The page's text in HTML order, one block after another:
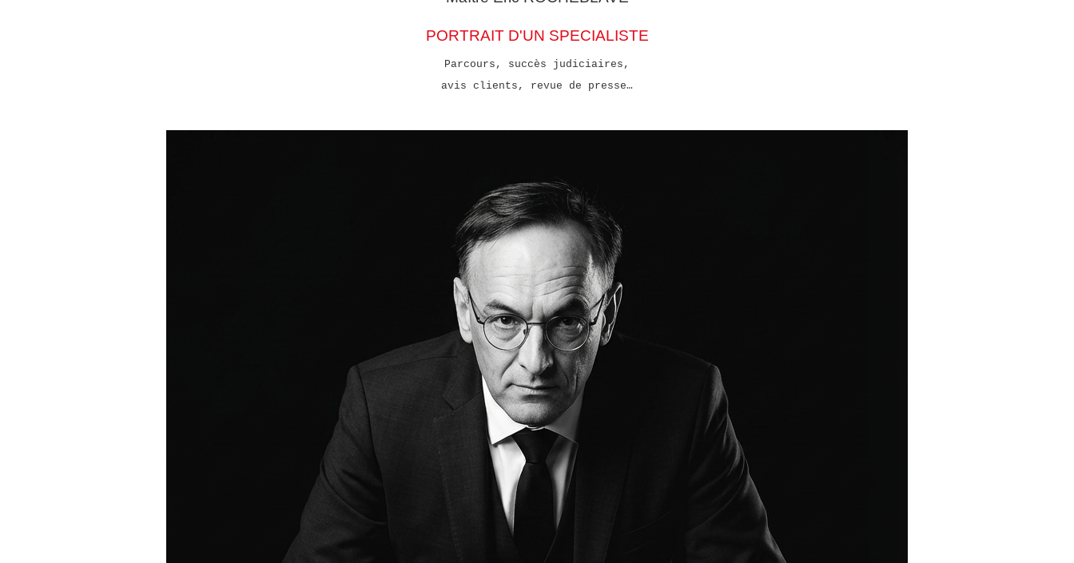
PORTRAIT D'UN SPECIALISTE
Parcours, succès judiciaires,
avis clients, revue de presse…